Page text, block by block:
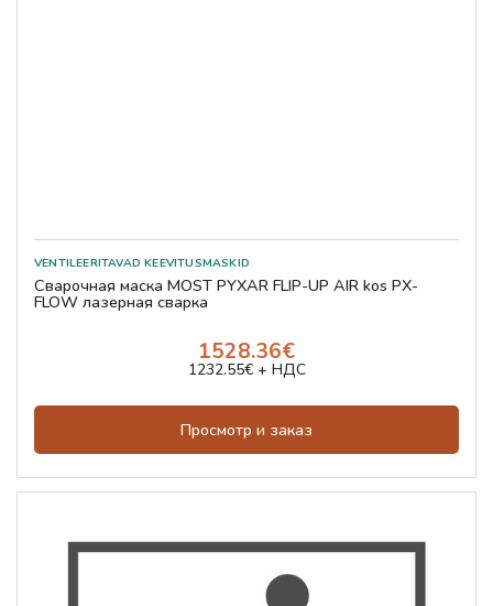
Сварочная маска MOST PYXAR FLIP-UP AIR kos PX-
FLOW лазерная сварка
1528.36€
1232.55€ + НДС
Просмотр и заказ